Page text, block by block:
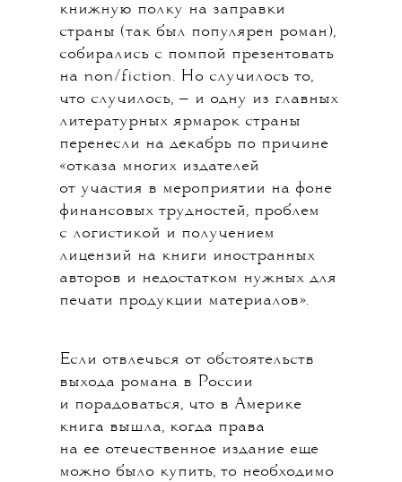
книжную полку на заправки
страны (так был популярен роман),
собирались с помпой презентовать
на non/fiction. Но случилось то,
что случилось, — и одну из главных
литературных ярмарок страны
перенесли на декабрь по причине
«отказа многих издателей
от участия в мероприятии на фоне
финансовых трудностей, проблем
с логистикой и получением
лицензий на книги иностранных
авторов и недостатком нужных для
печати продукции материалов».
Если отвлечься от обстоятельств
выхода романа в России
и порадоваться, что в Америке
книга вышла, когда права
на ее отечественное издание еще
можно было купить, то необходимо